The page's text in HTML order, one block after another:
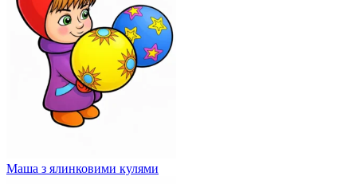
Маша з ялинковими кулями